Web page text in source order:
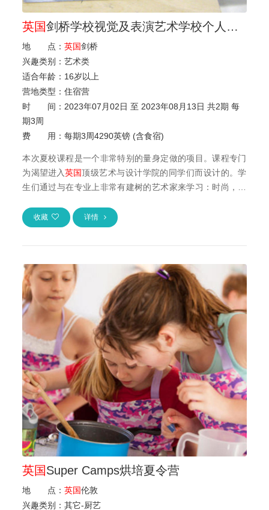
英国剑桥学校视觉及表演艺术学校个人作品集准备暑期课程
地 点：英国剑桥
兴趣类别：艺术类
适合年龄： 16岁以上
营地类型：住宿营
时 间： 2023年07月02日 至 2023年08月13日 共2期 每
期3周
费 用：每期3周4290英镑 (含食宿)
本次夏校课程是一个非常特别的量身定做的项目。课程专门
为渴望进入英国顶级艺术与设计学院的同学们而设计的。学
生们通过与在专业上非常有建树的艺术家来学习：时尚，平
收藏 详情
英国Super Camps烘培夏令营
地 点：英国伦敦
兴趣类别：其它-厨艺